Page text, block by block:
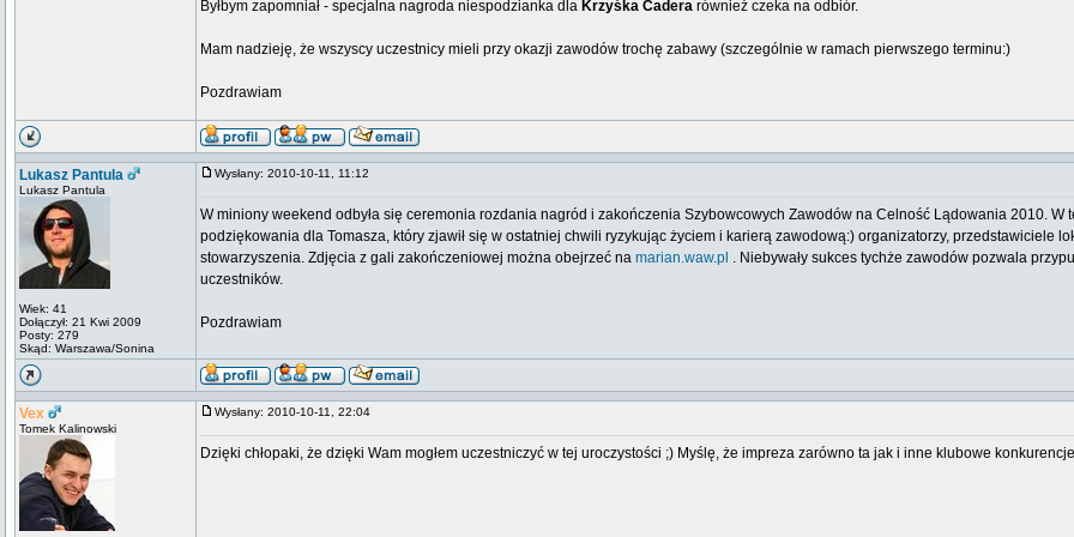
Byłbym zapomniał - specjalna nagroda niespodzianka dla Krzyśka Cadera również czeka na odbiór.
Mam nadzieję, że wszyscy uczestnicy mieli przy okazji zawodów trochę zabawy (szczególnie w ramach pierwszego terminu:)
Pozdrawiam
Lukasz Pantula
Lukasz Pantula
Wiek: 41
Dołączył: 21 Kwi 2009
Posty: 279
Skąd: Warszawa/Sonina
Wysłany: 2010-10-11, 11:12
W miniony weekend odbyła się ceremonia rozdania nagród i zakończenia Szybowcowych Zawodów na Celność Lądowania 2010.
podziękowania dla Tomasza, który zjawił się w ostatniej chwili ryzykując życiem i karierą zawodową:) organizatorzy, przedstawiciele
stowarzyszenia. Zdjęcia z gali zakończeniowej można obejrzeć na marian.waw.pl . Niebywały sukces tychże zawodów pozwala
uczestników.
Pozdrawiam
Vex
Tomek Kalinowski
Wysłany: 2010-10-11, 22:04
Dzięki chłopaki, że dzięki Wam mogłem uczestniczyć w tej uroczystości ;) Myślę, że impreza zarówno ta jak i inne klubowe